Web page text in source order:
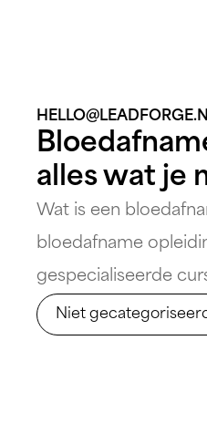
alles wat je
Wat is een
bloedafname
gespecialiseerde
zorgprofessionals
Niet